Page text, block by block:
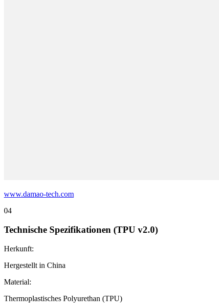
www.damao-tech.com
04
Technische Spezifikationen (TPU v2.0)
Herkunft:
Hergestellt in China
Material:
Thermoplastisches Polyurethan (TPU)